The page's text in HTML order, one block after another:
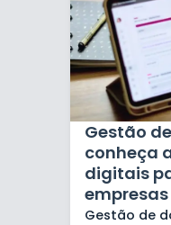
Gestão
conheça
digitais
empresas
Gestão de